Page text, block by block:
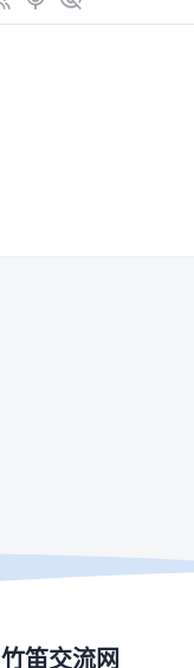
竹笛交流网